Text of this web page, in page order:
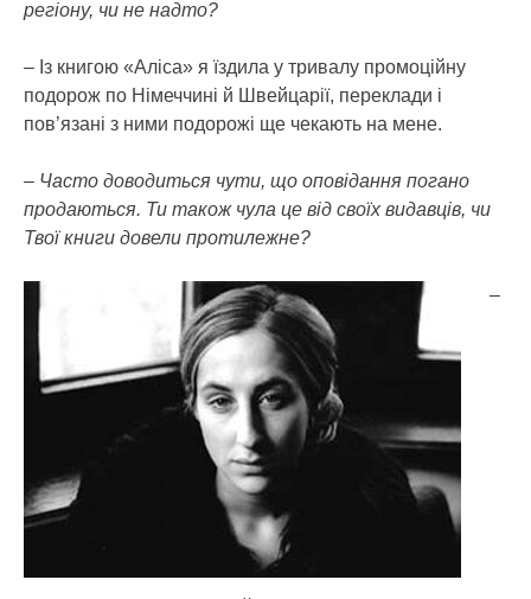
регіону, чи не надто?
– Із книгою «Аліса» я їздила у тривалу промоційну
подорож по Німеччині й Швейцарії, переклади і
пов’язані з ними подорожі ще чекають на мене.
– Часто доводиться чути, що оповідання погано
продаються. Ти також чула це від своїх видавців, чи
Твої книги довели протилежне?
–